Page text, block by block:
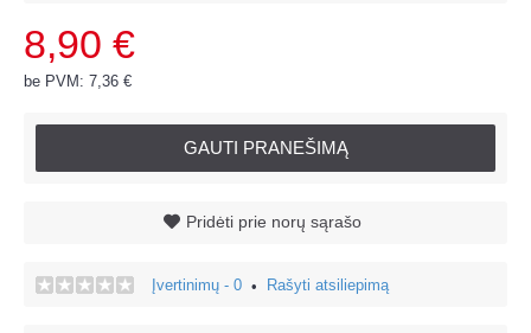
8,90 €
be PVM: 7,36 €
GAUTI PRANEŠIMĄ
Pridėti prie norų sąrašo
Įvertinimų - 0 • Rašyti atsiliepimą